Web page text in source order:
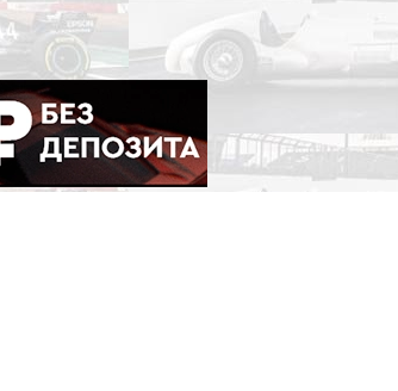
GP, DTM, IndyCar, NASCAR, WRC